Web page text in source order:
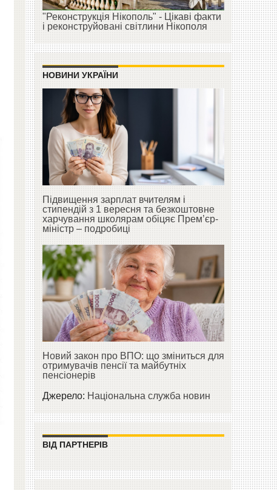
"Реконструкція Нікополь" - Цікаві факти
і реконструйовані світлини Нікополя
НОВИНИ УКРАЇНИ
Підвищення зарплат вчителям і
стипендій з 1 вересня та безкоштовне
харчування школярам обіцяє Прем’єр-
міністр – подробиці
Новий закон про ВПО: що зміниться для
отримувачів пенсії та майбутніх
пенсіонерів
Джерело:Національна служба новин
ВІД ПАРТНЕРІВ